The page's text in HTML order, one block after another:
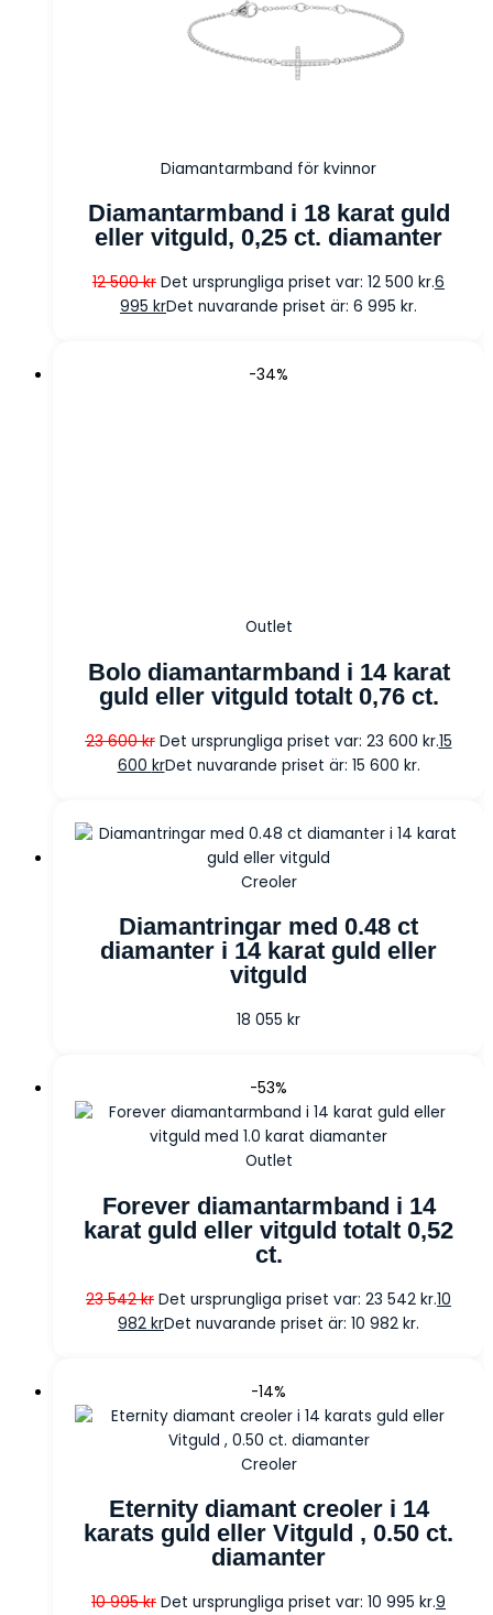
Diamantarmband för kvinnor
Diamantarmband i 18 karat guld
eller vitguld, 0,25 ct. diamanter
12 500kr Det ursprungliga priset var: 12 500 kr.6
995 krDet nuvarande priset är: 6 995 kr.
-34%
Outlet
Bolo diamantarmband i 14 karat
guld eller vitguld totalt 0,76 ct.
23 600kr Det ursprungliga priset var: 23 600 kr.15
600 krDet nuvarande priset är: 15 600 kr.
Creoler
Diamantringar med 0.48 ct
diamanter i 14 karat guld eller
vitguld
18 055 kr
-53%
Outlet
Forever diamantarmband i 14
karat guld eller vitguld totalt 0,52
ct.
23 542kr Det ursprungliga priset var: 23 542 kr.10
982 krDet nuvarande priset är: 10 982 kr.
-14%
Creoler
Eternity diamant creoler i 14
karats guld eller Vitguld , 0.50 ct.
diamanter
10 995kr Det ursprungliga priset var: 10 995 kr.9